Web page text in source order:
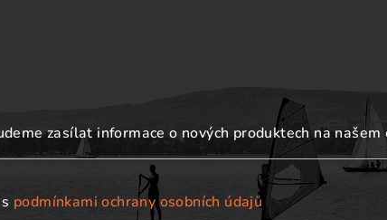
zasílat informace o nových produktech na našem
podmínkami ochrany osobních údajů